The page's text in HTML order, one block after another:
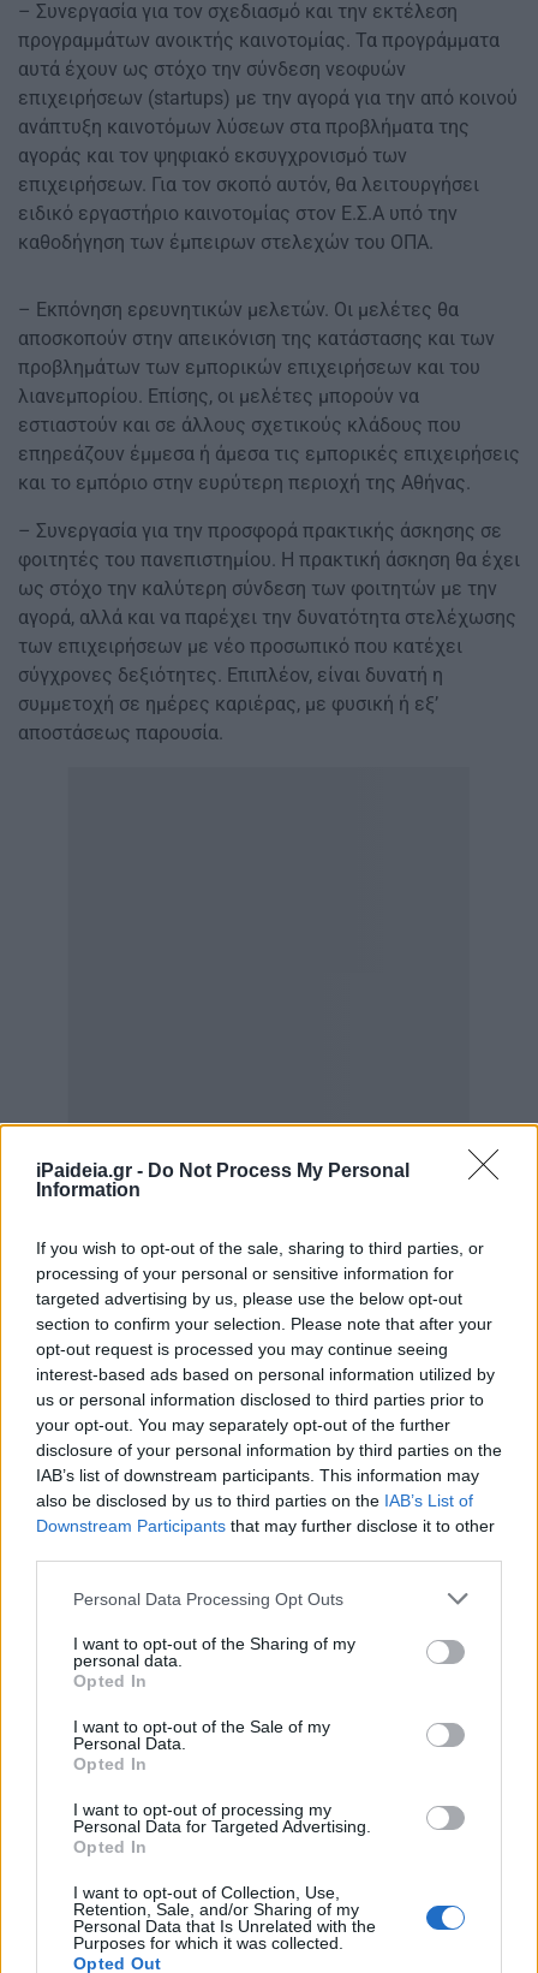
iPaideia.gr - Do Not Process My Personal
Information
If you wish to opt-out of the sale, sharing to third parties, or
processing of your personal or sensitive information for
targeted advertising by us, please use the below opt-out
section to confirm your selection. Please note that after your
opt-out request is processed you may continue seeing
interest-based ads based on personal information utilized by
us or personal information disclosed to third parties prior to
your opt-out. You may separately opt-out of the further
disclosure of your personal information by third parties on the
IAB’s list of downstream participants. This information may
also be disclosed by us to third parties on the IAB’s List of
Downstream Participants that may further disclose it to other
Please note that this website/app uses one or more Google
not limited to your visit or usage behaviour. You may click to
grant or deny consent to Google and its third-party tags to
use your data for below specified purposes in below Google
consent section.
Personal Data Processing Opt Outs
I want to opt-out of the Sharing of my
personal data.
Opted In
I want to opt-out of the Sale of my
Personal Data.
Opted In
I want to opt-out of processing my
Personal Data for Targeted Advertising.
Opted In
I want to opt-out of Collection, Use,
Retention, Sale, and/or Sharing of my
Personal Data that Is Unrelated with the
Purposes for which it was collected.
Opted Out
– Συνεργασία για τον σχεδιασμό και την εκτέλεση
προγραμμάτων ανοικτής καινοτομίας. Τα προγράμματα
αυτά έχουν ως στόχο την σύνδεση νεοφυών
επιχειρήσεων (startups) με την αγορά για την από κοινού
ανάπτυξη καινοτόμων λύσεων στα προβλήματα της
αγοράς και τον ψηφιακό εκσυγχρονισμό των
επιχειρήσεων. Για τον σκοπό αυτόν, θα λειτουργήσει
ειδικό εργαστήριο καινοτομίας στον Ε.Σ.Α υπό την
καθοδήγηση των έμπειρων στελεχών του ΟΠΑ.
– Εκπόνηση ερευνητικών μελετών. Οι μελέτες θα
αποσκοπούν στην απεικόνιση της κατάστασης και των
προβλημάτων των εμπορικών επιχειρήσεων και του
λιανεμπορίου. Επίσης, οι μελέτες μπορούν να
εστιαστούν και σε άλλους σχετικούς κλάδους που
επηρεάζουν έμμεσα ή άμεσα τις εμπορικές επιχειρήσεις
και το εμπόριο στην ευρύτερη περιοχή της Αθήνας.
– Συνεργασία για την προσφορά πρακτικής άσκησης σε
φοιτητές του πανεπιστημίου. Η πρακτική άσκηση θα έχει
ως στόχο την καλύτερη σύνδεση των φοιτητών με την
αγορά, αλλά και να παρέχει την δυνατότητα στελέχωσης
των επιχειρήσεων με νέο προσωπικό που κατέχει
σύγχρονες δεξιότητες. Επιπλέον, είναι δυνατή η
συμμετοχή σε ημέρες καριέρας, με φυσική ή εξ’
αποστάσεως παρουσία.
– Πρότυπες Ομάδες Δράσεις για τις ανάγκες των
εμπλέκουν καθηγητές, με ερευνητές, μεταπτυχιακούς
και προπτυχιακούς φοιτητές, οι οποίοι θα αναλάβουν το
ρόλο του εμπειρογνώμονα για συγκεκριμένες
επιχειρηματικές ανάγκες.
– Ανταλλαγή /αμοιβαίες επισκέψεις μελών της
πανεπιστημιακής κοινότητας και στελεχών των
εμπορικών επιχειρήσεων, με στόχο την προώθηση της
επιστημονικής έρευνας, και της εκπαίδευσης σε
σύγχρονες δεξιότητες.
Μετά από την υπογραφή του Μνημονίου Συνεργασίας, ο
κ. Καφούνης, δήλωσε: «Η συνεργασία μας με το
Οικονομικό Πανεπιστήμιο Αθηνών βάζει τα θεμέλια για